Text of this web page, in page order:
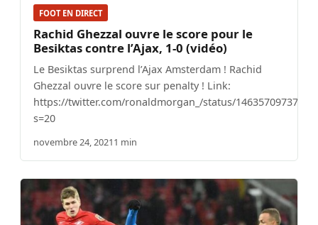
FOOT EN DIRECT
Rachid Ghezzal ouvre le score pour le
Besiktas contre l’Ajax, 1-0 (vidéo)
Le Besiktas surprend l’Ajax Amsterdam ! Rachid
Ghezzal ouvre le score sur penalty ! Link:
https://twitter.com/ronaldmorgan_/status/
s=20
novembre 24, 20211 min